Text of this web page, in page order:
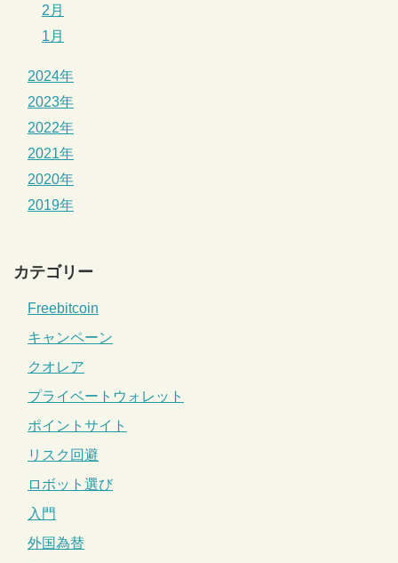
2月
1月
2024年
2023年
2022年
2021年
2020年
2019年
カテゴリー
Freebitcoin
キャンペーン
クオレア
プライベートウォレット
ポイントサイト
リスク回避
ロボット選び
入門
外国為替